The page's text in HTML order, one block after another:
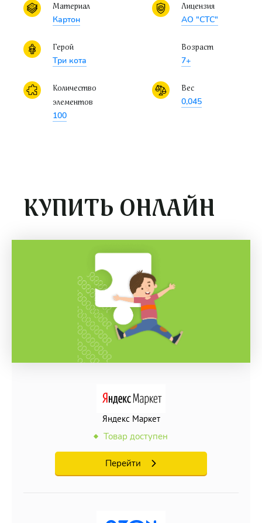
Материал
Картон
Лицензия
АО "СТС"
Герой
Три кота
Возраст
7+
Количество
элементов
100
Вес
0,045
КУПИТЬ ОНЛАЙН
Яндекс Маркет
Товар доступен
Перейти